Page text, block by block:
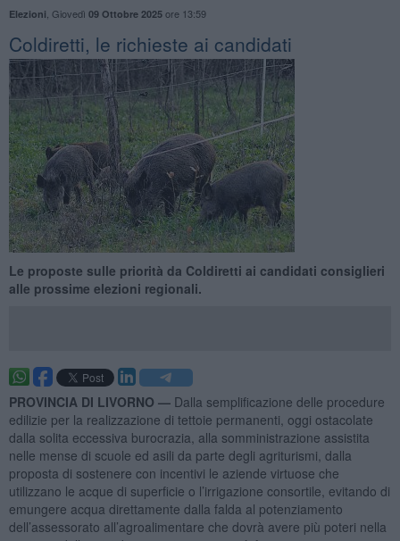
Elezioni Giovedì 09 Ottobre 2025ore 13:59
Coldiretti, le richieste ai candidati
Le proposte sulle priorità da Coldiretti ai candidati consiglieri
alle prossime elezioni regionali.
PROVINCIA DI LIVORNO — Dalla semplificazione delle procedure
edilizie per la realizzazione di tettoie permanenti, oggi ostacolate
dalla solita eccessiva burocrazia, alla somministrazione assistita
nelle mense di scuole ed asili da parte degli agriturismi, dalla
proposta di sostenere con incentivi le aziende virtuose che
utilizzano le acque di superficie o l’irrigazione consortile, evitando di
emungere acqua direttamente dalla falda al potenziamento
dell’assessorato all’agroalimentare che dovrà avere più poteri nella